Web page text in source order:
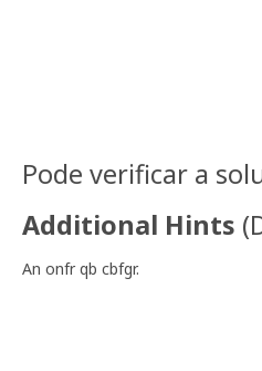
Pode verificar a
Additional Hints (
An onfr qb cbfgr.